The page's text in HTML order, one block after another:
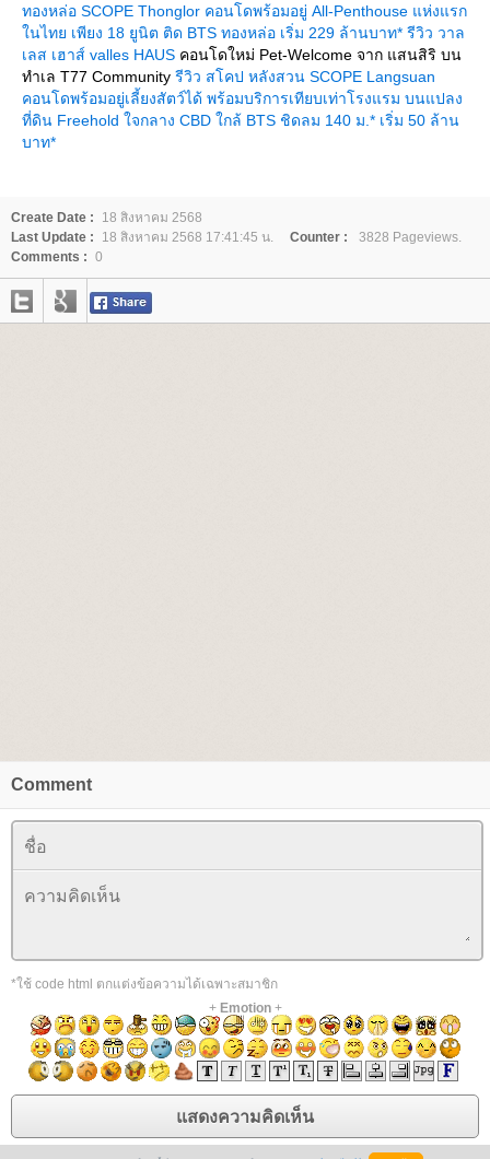
ทองหล่อ SCOPE Thonglor คอนโดพร้อมอยู่ All-Penthouse แห่งแรก
นไทย เพียง 18 ยูนิต ติด BTS ทองหล่อ เริ่ม 229 ล้านบาท* รีวิว วาล
เลส เฮาส์ valles HAUS คอนโดใหม่ Pet-Welcome จาก แสนสิริ บน
ทำเล T77 Community รีวิว สโคป หลังสวน SCOPE Langsuan
คอนโดพร้อมอยู่เลี้ยงสัตว์ได้ พร้อมบริการเทียบเท่าโรงแรม บนแปลง
ที่ดิน Freehold ใจกลาง CBD ใกล้ BTS ชิดลม 140 ม.* เริ่ม 50 ล้าน
บาท*
Create Date :
18 สิงหาคม 2568
Last Update :
18 สิงหาคม 2568 17:41:45 น. Counter :
3828 Pageviews.
Comments : 0
Comment
*ใช้ code html ตกแต่งข้อความได้เฉพาะสมาชิก
+ Emotion+